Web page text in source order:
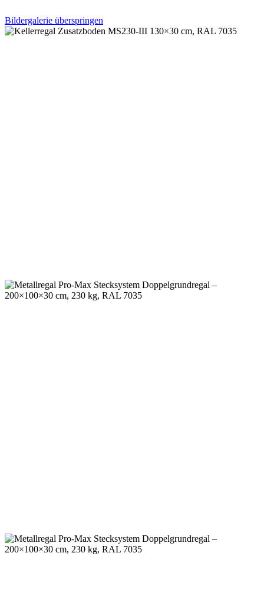
Bildergalerie überspringen